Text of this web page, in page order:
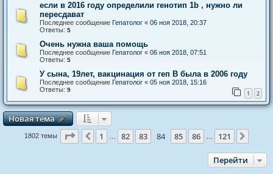
если в 2016 году определили генотип 1b , нужно ли
пересдават
Последнее сообщение Гепатолог « 06 ноя 2018, 20:37
Ответы: 5
Очень нужна ваша помощь
Последнее сообщение Гепатолог « 06 ноя 2018, 07:51
Ответы: 5
У сына, 19лет, вакцинация от геп В была в 2006 году
Последнее сообщение Гепатолог « 05 ноя 2018, 15:16
Ответы: 9 1 2
Новая тема
Новаятема
1802 темы Страница 84из 121
Пред.
1 82 83 84 85 86 121
Перейти